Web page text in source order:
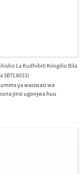
La Kudhibiti Kiingilio Bila
SBTL8033)
ya wasiwasi wa
jinsi ugonjwa huu
kuwa takriban 80% ya
mikono.Kwa hivyo,